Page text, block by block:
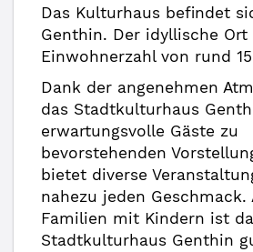
Das Kulturhaus befindet
Genthin. Der idyllische Ort
Einwohnerzahl von rund
Dank der angenehmen
das Stadtkulturhaus
erwartungsvolle Gäste zu
bevorstehenden
bietet diverse
nahezu jeden
Familien mit Kindern ist
Stadtkulturhaus Genthin